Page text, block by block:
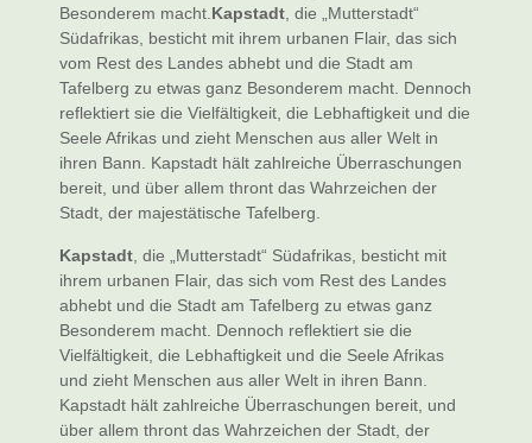
Besonderem macht. Kapstadt , die „Mutterstadt“
Südafrikas, besticht mit ihrem urbanen Flair, das sich
vom Rest des Landes abhebt und die Stadt am
Tafelberg zu etwas ganz Besonderem macht. Dennoch
reflektiert sie die Vielfältigkeit, die Lebhaftigkeit und die
Seele Afrikas und zieht Menschen aus aller Welt in
ihren Bann. Kapstadt hält zahlreiche Überraschungen
bereit, und über allem thront das Wahrzeichen der
Stadt, der majestätische Tafelberg.
Kapstadt , die „Mutterstadt“ Südafrikas, besticht mit
ihrem urbanen Flair, das sich vom Rest des Landes
abhebt und die Stadt am Tafelberg zu etwas ganz
Besonderem macht. Dennoch reflektiert sie die
Vielfältigkeit, die Lebhaftigkeit und die Seele Afrikas
und zieht Menschen aus aller Welt in ihren Bann.
Kapstadt hält zahlreiche Überraschungen bereit, und
über allem thront das Wahrzeichen der Stadt, der